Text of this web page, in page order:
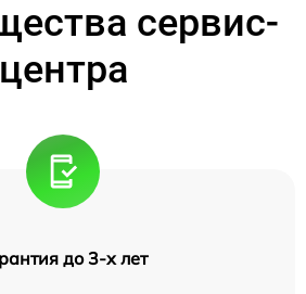
сервис-
центра
до 3-х лет